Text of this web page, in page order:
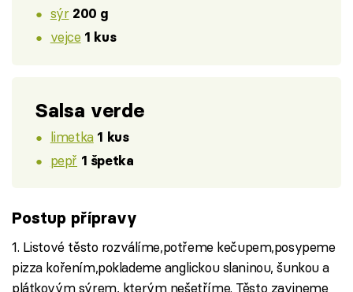
sýr 200 g
vejce 1 kus
Salsa verde
limetka 1 kus
pepř 1 špetka
Postup přípravy
1. Listové těsto rozválíme,potřeme kečupem,posypeme
pizza kořením,poklademe anglickou slaninou, šunkou a
plátkovým sýrem, kterým nešetříme. Těsto zavineme